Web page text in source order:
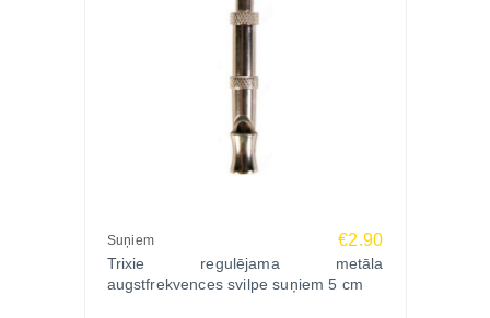
ir lieliski piemērota ņemšanai, raustīšanai vai
košanai . Tas ir lieliski piemērots lietošanai mājās un
Prece ir pieejama vairākos krāsu variantos – bildē
redzamās krāsas var atšķirties no oriģināla, tas
atkarīgs no individuālajiem ekrāna iestatījumiem.
Suņiem €2.90
Trixie regulējama metāla
augstfrekvences svilpe suņiem 5 cm